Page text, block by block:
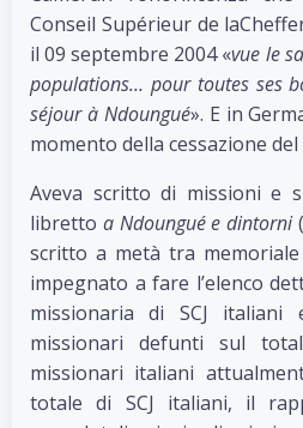
Conseil Supérieur de
il 09 septembre 2004 «vue le
populations… pour toutes ses
séjour à Ndoungué». E in
momento della cessazione
Aveva scritto di missioni e
libretto a Ndoungué e dintorni
scritto a metà tra
impegnato a fare l’elenco
missionaria di SCJ
missionari defunti sul
missionari italiani
totale di SCJ italiani, il